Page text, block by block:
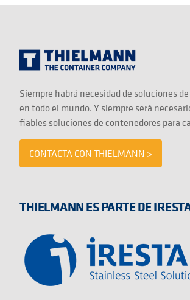
Siempre habrá necesidad de soluciones
en todo el mundo. Y siempre será
fiables soluciones de contenedores para
CONTACTA CON THIELMANN >
THIELMANN ES PARTE DE